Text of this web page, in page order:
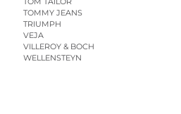
TOMMY JEANS
TRIUMPH
VEJA
VILLEROY & BOCH
WELLENSTEYN